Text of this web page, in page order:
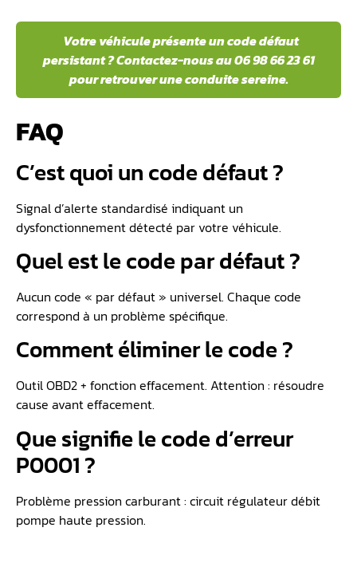
Votre véhicule présente un code défaut
persistant ? Contactez-nous au 06 98 66 23 61
pour retrouver une conduite sereine.
FAQ
C’est quoi un code défaut ?
Signal d’alerte standardisé indiquant un
dysfonctionnement détecté par votre véhicule.
Quel est le code par défaut ?
Aucun code « par défaut » universel. Chaque code
correspond à un problème spécifique.
Comment éliminer le code ?
Outil OBD2 + fonction effacement. Attention : résoudre
cause avant effacement.
Que signifie le code d’erreur
P0001 ?
Problème pression carburant : circuit régulateur débit
pompe haute pression.